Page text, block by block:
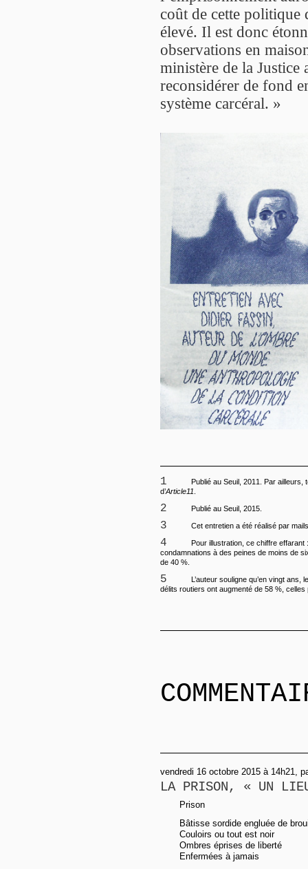
coût de cette politique
élevé. Il est donc
observations en
ministère de la Justice
reconsidérer de fond
système carcéral. »
1
Publié au Seuil, 2011. Par ailleurs,
d’Article11.
2 Publié au Seuil, 2015.
3 Cet entretien a été réalisé par
4
Pour illustration, ce chiffre effarant
condamnations à des peines de moins de
de 40 %.
5
L’auteur souligne qu’en vingt ans,
délits routiers ont augmenté de 58 %, celles
vendredi 16 octobre 2015 à 14h21,
LA PRISON, « UN
Prison
Bâtisse sordide engluée de
Couloirs ou tout est noir
Ombres éprises de liberté
Enfermées à jamais